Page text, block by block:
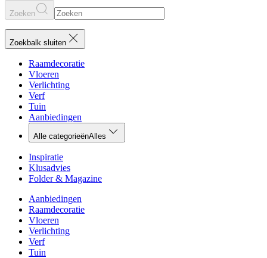
Zoeken
Zoekbalk sluiten
Raamdecoratie
Vloeren
Verlichting
Verf
Tuin
Aanbiedingen
Alle categorieënAlles
Inspiratie
Klusadvies
Folder & Magazine
Aanbiedingen
Raamdecoratie
Vloeren
Verlichting
Verf
Tuin